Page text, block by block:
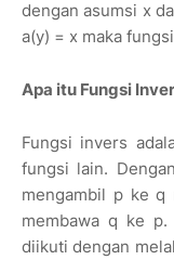
dengan asumsi x
a(y) = x maka
Apa itu Fungsi
Fungsi invers
fungsi lain.
mengambil p ke q
membawa q ke
diikuti dengan